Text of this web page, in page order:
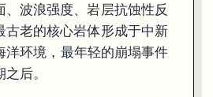
、波浪强度、岩层抗蚀性反
古老的核心岩体形成于中新
环境，最年轻的崩塌事件
后。